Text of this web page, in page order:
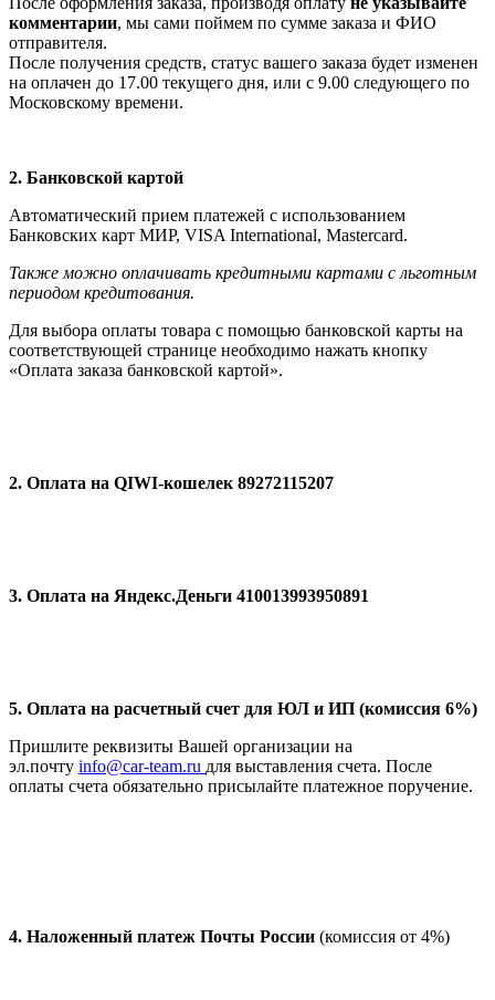
комментарии, мы сами поймем по сумме заказа и ФИО
отправителя.
После получения средств, статус вашего заказа будет изменен
на оплачен до 17.00 текущего дня, или с 9.00 следующего по
Московскому времени.
2. Банковской картой
Автоматический прием платежей с использованием
Банковских карт МИР, VISA International, Мastercard.
Также можно оплачивать кредитными картами с льготным
периодом кредитования.
Для выбора оплаты товара с помощью банковской карты на
соответствующей странице необходимо нажать кнопку
«Оплата заказа банковской картой».
2. Оплата на QIWI-кошелек 89272115207
3. Оплата на Яндекс.Деньги 410013993950891
5. Оплата на расчетный счет для ЮЛ и ИП (комиссия 6%)
Пришлите реквизиты Вашей организации на
эл.почту info@car-team.ru для выставления счета. После
оплаты счета обязательно присылайте платежное поручение.
4. Наложенный платеж Почты России (комиссия от 4%)